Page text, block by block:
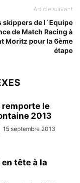
Article suivant
skippers de l´Equipe
de Match Racing à
Moritz pour la 6ème
étape
remporte le
2013
15 septembre 2013
tête à la